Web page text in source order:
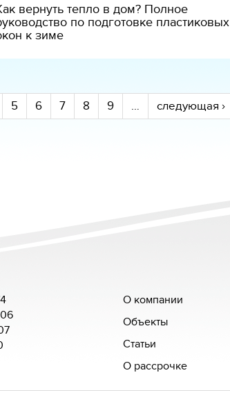
вернуть тепло в дом? Полное
по подготовке пластиковых
к зиме
5 6 7 8 9 … следующая ›
О компании
Объекты
Статьи
О рассрочке